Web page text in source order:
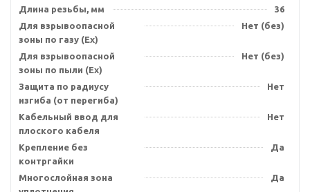
Длина резьбы, мм
36
Для взрывоопасной
зоны по газу (Ex)
Нет (без)
Для взрывоопасной
зоны по пыли (Ex)
Нет (без)
Защита по радиусу
изгиба (от перегиба)
Нет
Кабельный ввод для
плоского кабеля
Нет
Крепление без
контргайки
Да
Многослойная зона
Да